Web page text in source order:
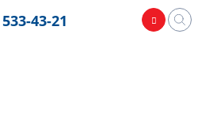
43-21